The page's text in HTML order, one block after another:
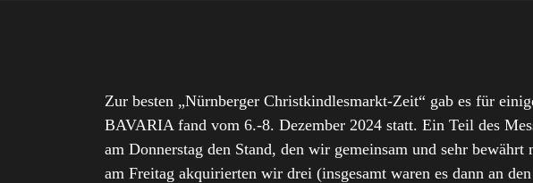
Zur besten „Nürnberger Christkindlesmarkt-Zeit“ gab es für
BAVARIA fand vom 6.-8. Dezember 2024 statt. Ein Teil des
am Donnerstag den Stand, den wir gemeinsam und sehr
am Freitag akquirierten wir drei (insgesamt waren es dann an